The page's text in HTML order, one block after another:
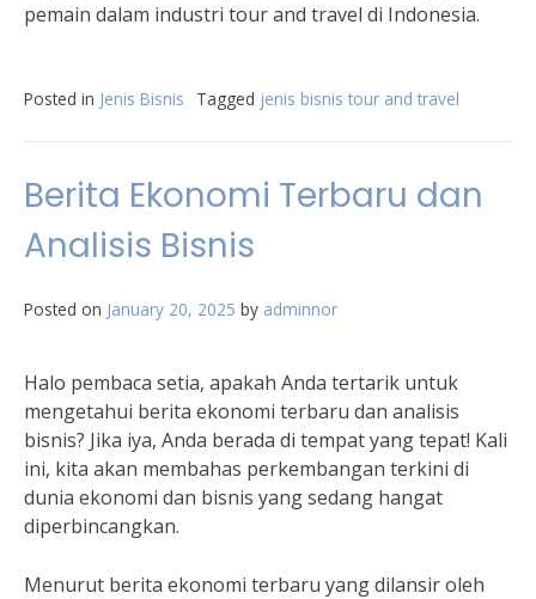
pemain dalam industri tour and travel di Indonesia.
Posted in Jenis Bisnis Tagged jenis bisnis tour and travel
Berita Ekonomi Terbaru dan
Analisis Bisnis
Posted on January 20, 2025 by adminnor
Halo pembaca setia, apakah Anda tertarik untuk
mengetahui berita ekonomi terbaru dan analisis
bisnis? Jika iya, Anda berada di tempat yang tepat! Kali
ini, kita akan membahas perkembangan terkini di
dunia ekonomi dan bisnis yang sedang hangat
diperbincangkan.
Menurut berita ekonomi terbaru yang dilansir oleh